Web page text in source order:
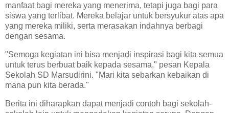
manfaat bagi mereka yang menerima, tetapi juga bagi para
siswa yang terlibat. Mereka belajar untuk bersyukur atas apa
yang mereka miliki, serta merasakan indahnya berbagi
dengan sesama.
"Semoga kegiatan ini bisa menjadi inspirasi bagi kita semua
untuk terus berbuat baik kepada sesama," pesan Kepala
Sekolah SD Marsudirini. "Mari kita sebarkan kebaikan di
mana pun kita berada."
Berita ini diharapkan dapat menjadi contoh bagi sekolah-